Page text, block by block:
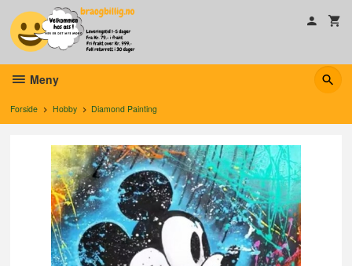
innholdet
Meny
Forside Hobby Diamond Painting